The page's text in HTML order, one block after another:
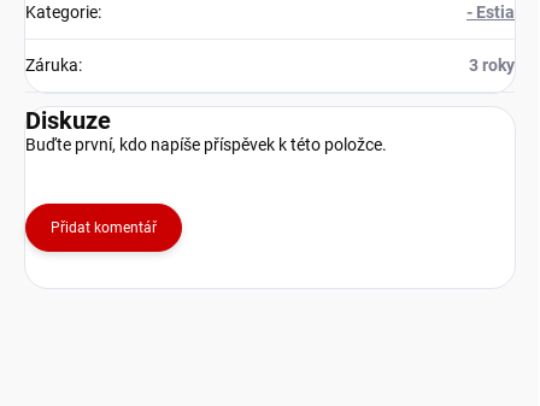
Kategorie: - Estia
Záruka: 3 roky
Diskuze
Buďte první, kdo napíše příspěvek k této položce.
Přidat komentář